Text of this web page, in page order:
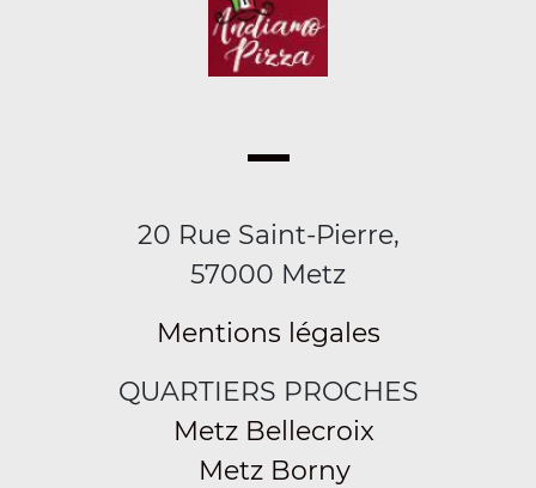
20 Rue Saint-Pierre,
57000 Metz
Mentions légales
QUARTIERS PROCHES
Metz Bellecroix
Metz Borny